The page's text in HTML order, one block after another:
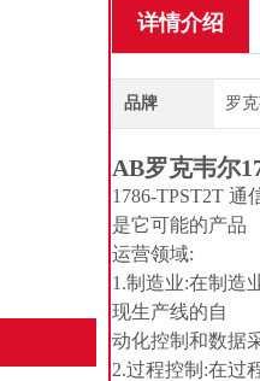
详情介绍
品牌 罗
AB罗克韦尔
1786-TPST2T
是它可能的产品
运营领域:
1.制造业:在制造
现生产线的自
动化控制和数据
2.过程控制:在过